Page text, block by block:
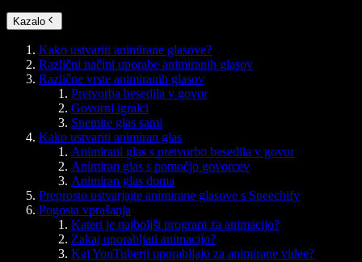
Kazalo
Kako ustvariti animirane glasove?
Različni načini uporabe animiranih glasov
Različne vrste animiranih glasov
Pretvorba besedila v govor
Govorni igralci
Snemite glas sami
Kako ustvariti animiran glas
Animirani glas s pretvorbo besedila v govor
Animiran glas s pomočjo govorcev
Animiran glas doma
Preprosto ustvarjajte animirane glasove s Speechify
Pogosta vprašanja
Kateri je najboljši program za animacijo?
Zakaj uporabljati animacijo?
Kaj YouTuberji uporabljajo za animirane videe?